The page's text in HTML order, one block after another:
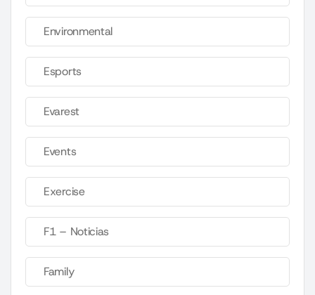
Environmental
Esports
Evarest
Events
Exercise
F1 – Noticias
Family